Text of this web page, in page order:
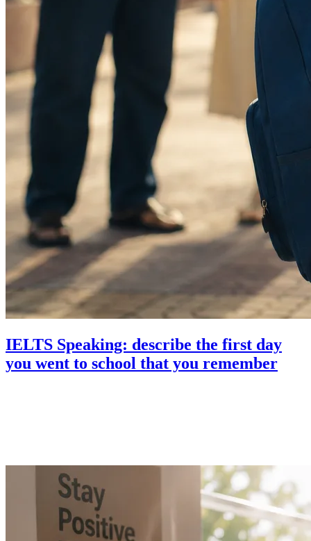
IELTS Speaking: describe the first day
you went to school that you remember